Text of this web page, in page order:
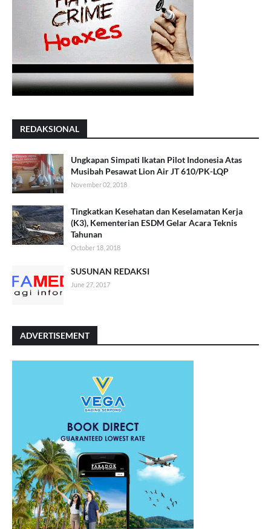
REDAKSIONAL
Ungkapan Simpati Ikatan Pilot Indonesia Atas
Musibah Pesawat Lion Air JT 610/PK-LQP
November 02, 2018
Tingkatkan Kesehatan dan Keselamatan Kerja
(K3), Kementerian ESDM Gelar Acara Teknis
Tahunan
October 18, 2018
SUSUNAN REDAKSI
June 27, 2017
ADVERTISEMENT